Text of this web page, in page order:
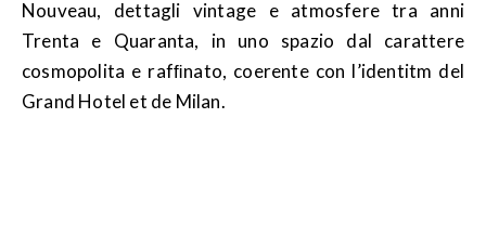
Nouveau, dettagli vintage e atmosfere tra anni
Trenta e Quaranta, in uno spazio dal carattere
cosmopolita e rafﬁnato, coerente con l’identitm del
Grand Hotel et de Milan.